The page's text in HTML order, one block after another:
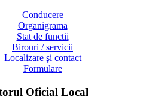
Conducere
Organigrama
Stat de functii
Birouri / servicii
Localizare şi contact
Formulare
Oficial Local